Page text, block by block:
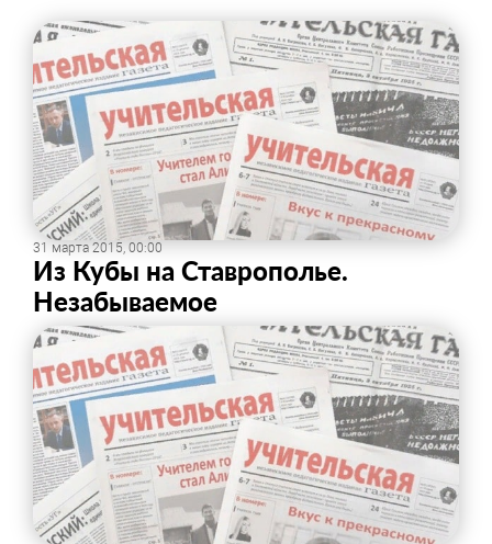
31 марта 2015, 00:00
Из Кубы на Ставрополье.
Незабываемое